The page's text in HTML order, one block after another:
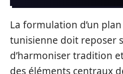
La formulation d’un
tunisienne doit reposer
d’harmoniser tradition
des éléments centraux